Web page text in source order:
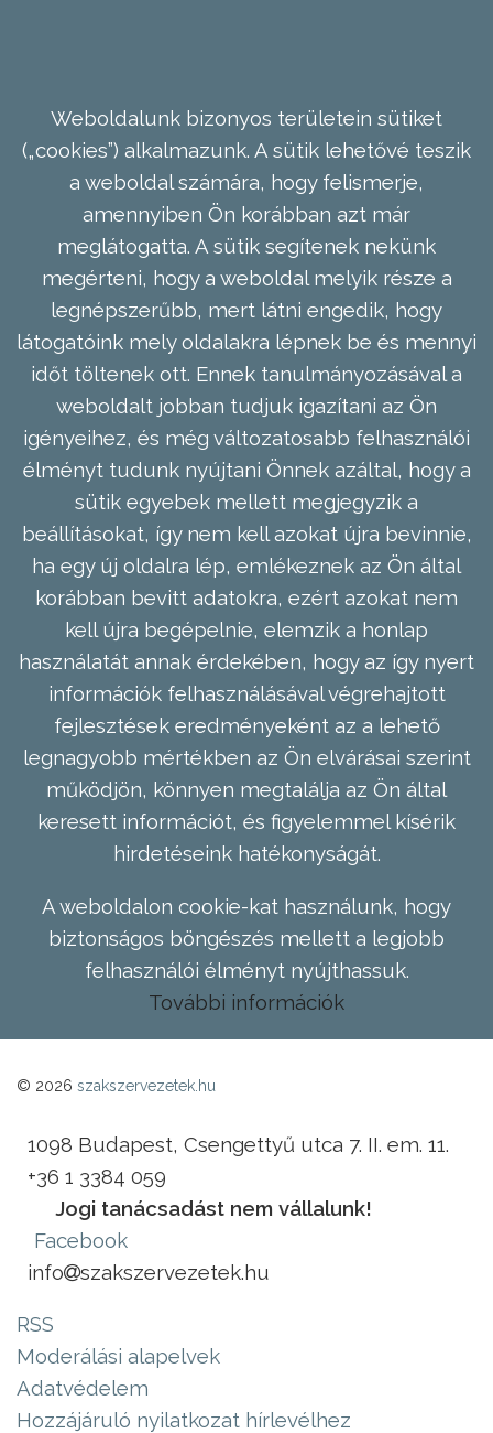
Weboldalunk bizonyos területein sütiket
(„cookies”) alkalmazunk. A sütik lehetővé teszik
a weboldal számára, hogy felismerje,
amennyiben Ön korábban azt már
meglátogatta. A sütik segítenek nekünk
megérteni, hogy a weboldal melyik része a
legnépszerűbb, mert látni engedik, hogy
látogatóink mely oldalakra lépnek be és mennyi
időt töltenek ott. Ennek tanulmányozásával a
weboldalt jobban tudjuk igazítani az Ön
igényeihez, és még változatosabb felhasználói
élményt tudunk nyújtani Önnek azáltal, hogy a
sütik egyebek mellett megjegyzik a
beállításokat, így nem kell azokat újra bevinnie,
ha egy új oldalra lép, emlékeznek az Ön által
korábban bevitt adatokra, ezért azokat nem
kell újra begépelnie, elemzik a honlap
használatát annak érdekében, hogy az így nyert
információk felhasználásával végrehajtott
fejlesztések eredményeként az a lehető
legnagyobb mértékben az Ön elvárásai szerint
működjön, könnyen megtalálja az Ön által
keresett információt, és figyelemmel kísérik
hirdetéseink hatékonyságát.
A weboldalon cookie-kat használunk, hogy
biztonságos böngészés mellett a legjobb
felhasználói élményt nyújthassuk.
További információk
© 2026 szakszervezetek.hu
1098 Budapest, Csengettyű utca 7. II. em. 11.
+36 1 3384 059
Jogi tanácsadást nem vállalunk!
Facebook
info
szakszervezetek.hu
RSS
Moderálási alapelvek
Adatvédelem
Hozzájáruló nyilatkozat hírlevélhez